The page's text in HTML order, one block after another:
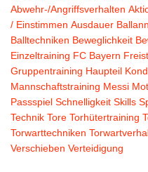
Abwehr-/Angriffsverhalten
/ Einstimmen Ausdauer
Balltechniken Beweglichkeit
Einzeltraining FC Bayern
Gruppentraining Haupteil
Mannschaftstraining Messi
Passspiel Schnelligkeit Skills
Technik Tore Torhütertraining
Torwarttechniken
Verschieben Verteidigung